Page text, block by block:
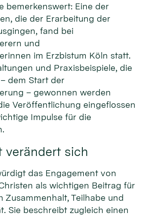
bemerkenswert: Eine der
die der Erarbeitung der
fand bei
und
im Erzbistum Köln statt.
und Praxisbeispiele, die
dem Start der
– gewonnen werden
Veröffentlichung eingeflossen
Impulse für die
verändert sich
das Engagement von
als wichtigen Beitrag für
Zusammenhalt, Teilhabe und
Sie beschreibt zugleich einen